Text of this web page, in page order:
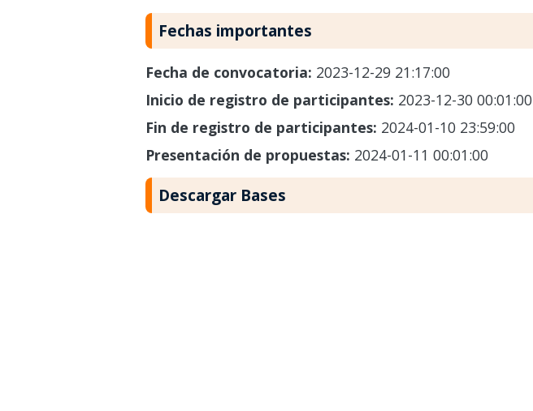
Fechas importantes
Fecha de convocatoria: 2023-12-29 21:17:00
Inicio de registro de participantes: 2023-12-30 00:01:00
Fin de registro de participantes: 2024-01-10 23:59:00
Presentación de propuestas: 2024-01-11 00:01:00
Descargar Bases